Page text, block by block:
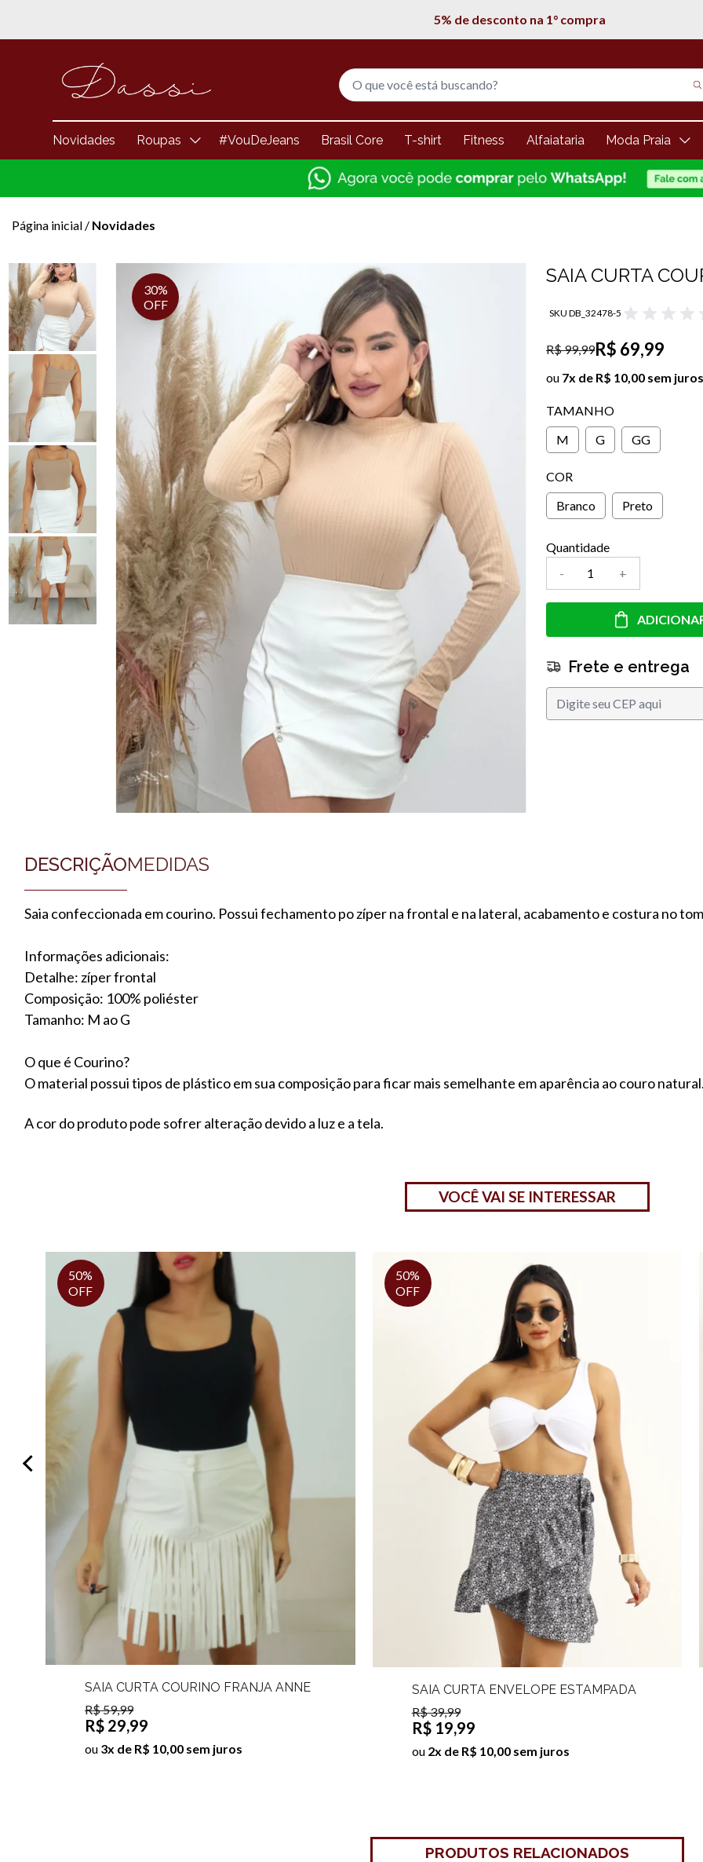
Entregamos em todo Brasil
Novidades Roupas #VouDeJeans Brasil Core T-shirt Fitness Alfaiataria Moda Praia
Página inicial / Novidades
SAIA CURTA
SKU DB_32478-5
R$ 99,99R$ 69,99
ou 7x de R$ 10,00 sem juros
30%
OFF
TAMANHO
M
G GG
COR
Branco
Preto
Quantidade
-
+
Frete e entrega
DESCRIÇÃOMEDIDAS
Saia confeccionada em courino. Possui fechamento po zíper na frontal e na lateral, acabamento e costura no
Informações adicionais:
Detalhe: zíper frontal
Composição: 100% poliéster
Tamanho: M ao G
O que é Courino?
O material possui tipos de plástico em sua composição para ficar mais semelhante em aparência ao couro
A cor do produto pode sofrer alteração devido a luz e a tela.
VOCÊ VAI SE INTERESSAR
50%
OFF
SAIA CURTA COURINO FRANJA ANNE
R$ 59,99
R$ 29,99
ou 3x de R$ 10,00 sem juros
50%
OFF
SAIA CURTA ENVELOPE ESTAMPADA
MIRIANE
R$ 39,99
R$ 19,99
ou 2x de R$ 10,00 sem juros
PRODUTOS RELACIONADOS